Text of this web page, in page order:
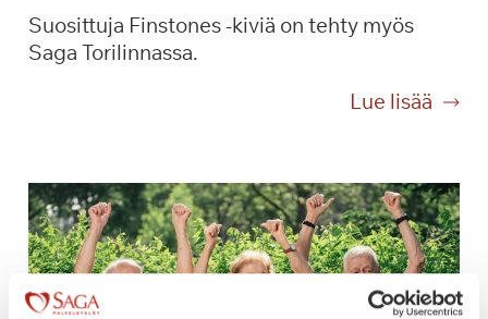
l
Suosittuja Finstones -kiviä on tehty myös
Saga Torilinnassa.
Lue lisää
F
s
t
o
n